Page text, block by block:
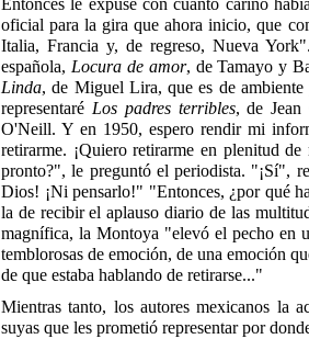
Entonces le expuse con cuánto cariño
oficial para la gira que ahora inicio, que
Italia, Francia y, de regreso, Nueva
española, Locura de amor, de Tamayo y
Linda, de Miguel Lira, que es de
representaré Los padres terribles, de Jean
O'Neill. Y en 1950, espero rendir mi
retirarme. ¡Quiero retirarme en plenitud
pronto?", le preguntó el periodista. "¡Sí",
Dios! ¡Ni pensarlo!" "Entonces, ¿por qué
la de recibir el aplauso diario de las
magnífica, la Montoya "elevó el pecho en
temblorosas de emoción, de una emoción
de que estaba hablando de retirarse..."
Mientras tanto, los autores mexicanos la
suyas que les prometió representar por